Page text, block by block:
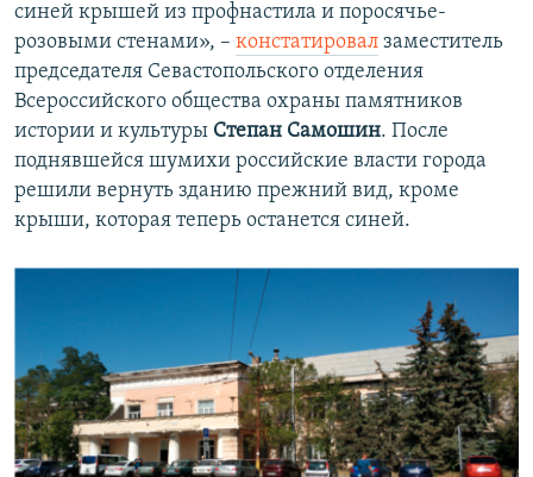
синей крышей из профнастила и поросячье-
розовыми стенами», – констатировал заместитель
председателя Севастопольского отделения
Всероссийского общества охраны памятников
истории и культуры Степан Самошин. После
поднявшейся шумихи российские власти города
решили вернуть зданию прежний вид, кроме
крыши, которая теперь останется синей.